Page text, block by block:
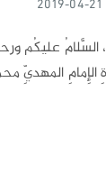
السَّلامُ عليكُم
الإِمامِ المهديِّ